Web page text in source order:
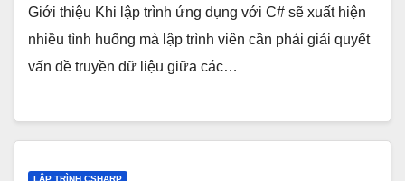
Giới thiệu Khi lập trình ứng dụng với C# sẽ xuất hiện
nhiều tình huống mà lập trình viên cần phải giải quyết
vấn đề truyền dữ liệu giữa các…
LẬP TRÌNH CSHARP